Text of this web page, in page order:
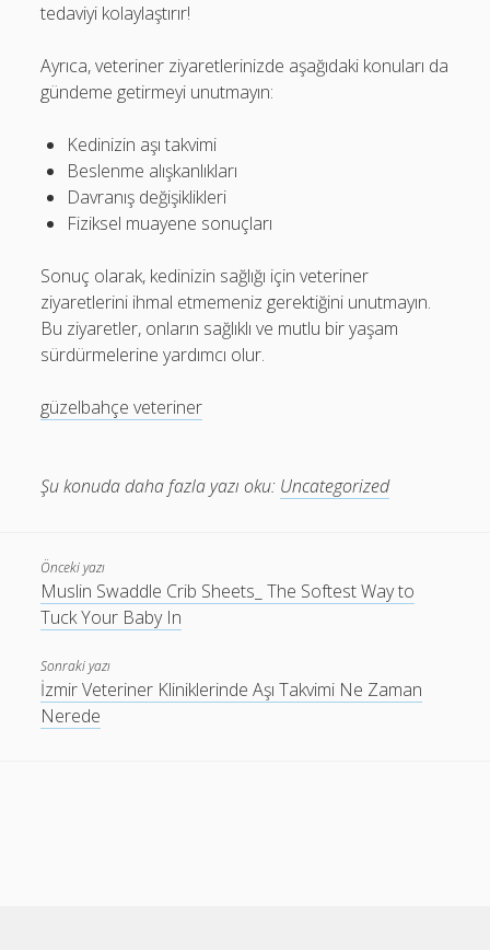
tedaviyi kolaylaştırır!
Ayrıca, veteriner ziyaretlerinizde aşağıdaki konuları da
gündeme getirmeyi unutmayın:
Kedinizin aşı takvimi
Beslenme alışkanlıkları
Davranış değişiklikleri
Fiziksel muayene sonuçları
Sonuç olarak, kedinizin sağlığı için veteriner
ziyaretlerini ihmal etmemeniz gerektiğini unutmayın.
Bu ziyaretler, onların sağlıklı ve mutlu bir yaşam
sürdürmelerine yardımcı olur.
güzelbahçe veteriner
Şu konuda daha fazla yazı oku: Uncategorized
Önceki yazı
Muslin Swaddle Crib Sheets_ The Softest Way to
Tuck Your Baby In
Sonraki yazı
İzmir Veteriner Kliniklerinde Aşı Takvimi Ne Zaman
Nerede